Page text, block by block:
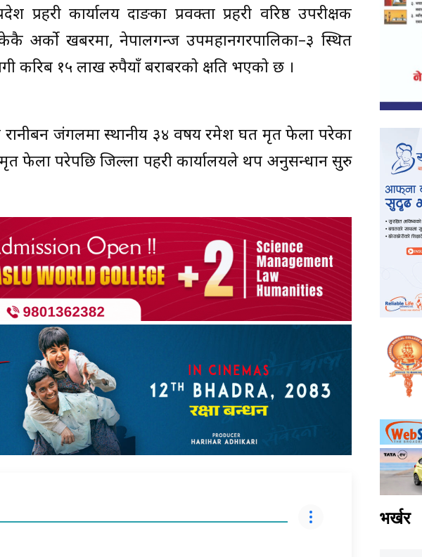
कार्यालय दाङका प्रवक्ता प्रहरी वरिष्ठ उपरीक्षक
अर्को खबरमा, नेपालगन्ज उपमहानगरपालिका–३ स्थित
करिब १५ लाख रुपैयाँ बराबरको क्षति भएको छ ।
रानीबन जंगलमा स्थानीय ३४ वर्षीय रमेश घर्ती मृत फेला परेका
फेला परेपछि जिल्ला पहरी कार्यालयले थप अनुसन्धान सुरु
भर्खर